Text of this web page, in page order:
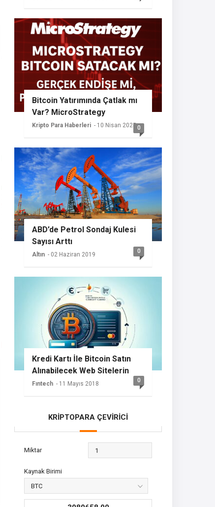
duyması nedeniyle başka bir
Bitcoin alımının sinyalini
veriyor
Bitcoin Yatırımında Çatlak mı
Var? MicroStrategy
Sessizliğini Koruyor
Kripto Para Haberleri - 10 Nisan 20250
ABD’de Petrol Sondaj Kulesi
Sayısı Arttı
Altın - 02 Haziran 2019 0
Kredi Kartı İle Bitcoin Satın
Alınabilecek Web Sitelerin
Listesi
Fıntech - 11 Mayıs 2018 0
KRİPTOPARA ÇEVİRİCİ
Miktar
Kaynak Birimi